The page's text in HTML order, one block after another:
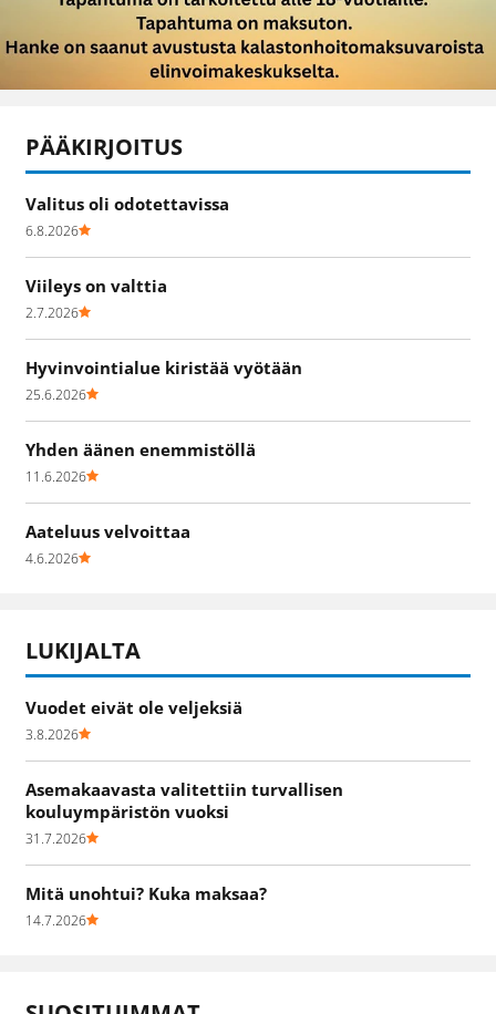
PÄÄKIRJOITUS
Valitus oli odotettavissa
6.8.2026
Viileys on valttia
2.7.2026
Hyvinvointialue kiristää vyötään
25.6.2026
Yhden äänen enemmistöllä
11.6.2026
Aateluus velvoittaa
4.6.2026
LUKIJALTA
Vuodet eivät ole veljeksiä
3.8.2026
Asemakaavasta valitettiin turvallisen
kouluympäristön vuoksi
31.7.2026
Mitä unohtui? Kuka maksaa?
14.7.2026